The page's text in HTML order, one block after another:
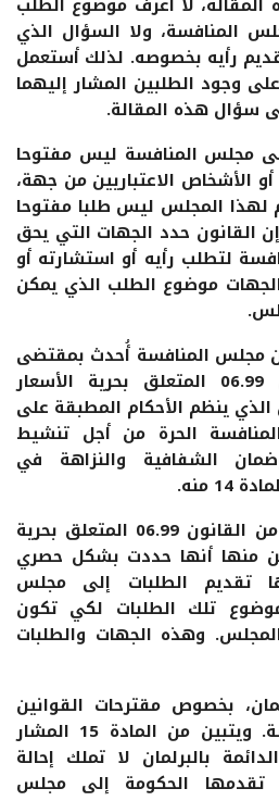
المنافسة، ولا السؤال الذي
رأيه بخصوصه. لذلك أستعمل
وجود الطلبين المشار إليهما
سؤال هذه المقالة.
مجلس المنافسة ليس مفتوحا
الأشخاص الاعتباريين من جهة،
لهذا المجلس ليس طلبا مفتوحا
القانون حدد الجهات التي يحق
لتطلب رأيه أو استشارته أو
موضوع الطلب الذي يمكن
مجلس المنافسة أُحدث بمقتضى
المادة 15 من القانون 06.99 المتعلق بحرية الأسعار
الذي ينظم الأحكام المطبقة على
الحرة من أجل تنشيط
الشفافية والنزاهة في
منه.
وبالرجوع إلى المادة 15 من القانون 06.99 المتعلق بحرية
منها أنها حددت بشكل حصري
تقديم الطلبات إلى مجلس
تلك الطلبات لكي تكون
وهذه الجهات والطلبات
بخصوص مقترحات القوانين
المتعلقة بحرية المنافسة. ويتبين من المادة 15 المشار
بالبرلمان لا تملك إحالة
تقدمها الحكومة إلى مجلس